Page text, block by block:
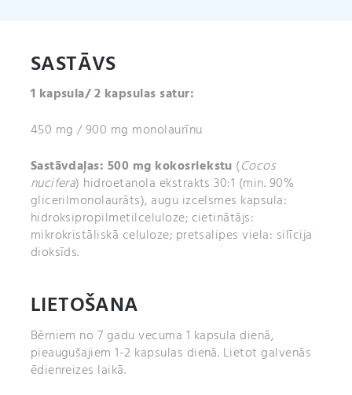
SASTĀVS
1 kapsula/ 2 kapsulas satur:
450 mg / 900 mg monolaurīnu
Sastāvdaļas: 500 mg kokosriekstu (Cocos
nucifera) hidroetanola ekstrakts 30:1 (min. 90%
glicerilmonolaurāts), augu izcelsmes kapsula:
hidroksipropilmetilceluloze; cietinātājs:
mikrokristāliskā celuloze; pretsalipes viela: silīcija
dioksīds.
LIETOŠANA
Bērniem no 7 gadu vecuma 1 kapsula dienā,
pieaugušajiem 1-2 kapsulas dienā. Lietot galvenās
ēdienreizes laikā.